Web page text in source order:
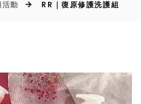
動 RR｜復原修護洗護組